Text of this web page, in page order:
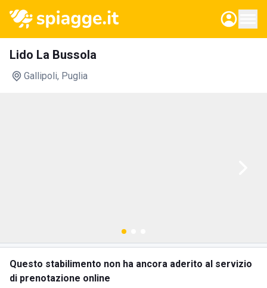
Lido La Bussola
Gallipoli, Puglia
Questo stabilimento non ha ancora aderito al servizio
di prenotazione online